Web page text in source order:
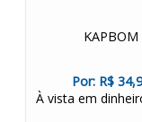
KAPBOM
Por: R$
À vista em